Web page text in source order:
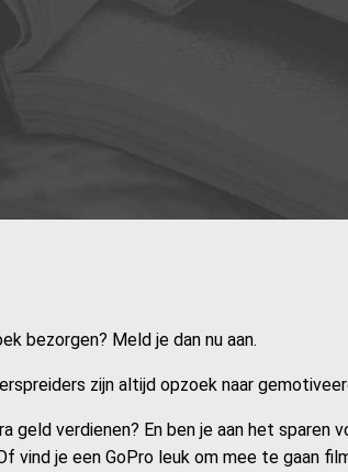
bezorgen? Meld je dan nu aan.
zijn altijd opzoek naar
geld verdienen? En ben je aan het sparen
vind je een GoPro leuk om mee te gaan